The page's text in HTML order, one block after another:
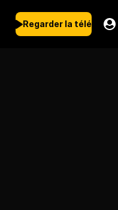
Regarder la télé